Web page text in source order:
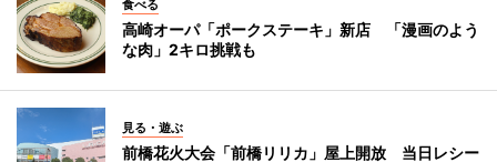
食べる
高崎オーパ「ポークステーキ」新店 「漫画のよう
な肉」2キロ挑戦も
見る・遊ぶ
前橋花火大会「前橋リリカ」屋上開放 当日レシー